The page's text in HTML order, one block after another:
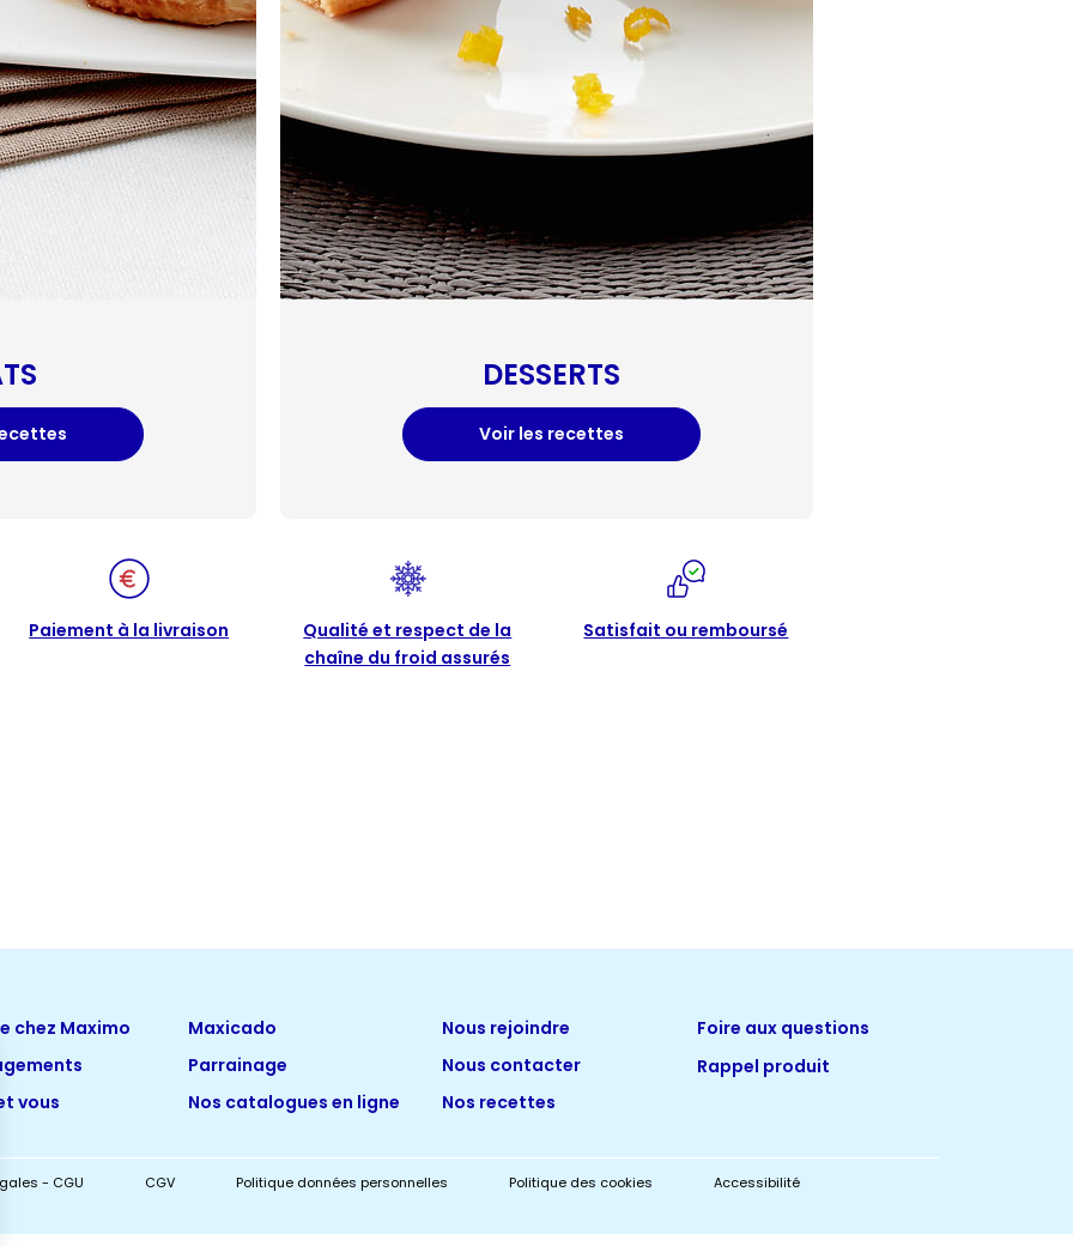
DESSERTS
Voir les recettes
Paiement à la livraison
Qualité et respect de la
chaîne du froid assurés
Satisfait ou remboursé
chez Maximo
vous
Maxicado
Parrainage
Nos catalogues en ligne
Nous rejoindre
Nous contacter
Nos recettes
Foire aux questions
Rappel produit
- CGU CGV Politique données personnelles Politique des cookies Accessibilité